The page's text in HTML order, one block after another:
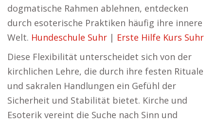
dogmatische Rahmen ablehnen, entdecken
durch esoterische Praktiken häufig ihre innere
Welt. Hundeschule Suhr | Erste Hilfe Kurs Suhr
Diese Flexibilität unterscheidet sich von der
kirchlichen Lehre, die durch ihre festen Rituale
und sakralen Handlungen ein Gefühl der
Sicherheit und Stabilität bietet. Kirche und
Esoterik vereint die Suche nach Sinn und